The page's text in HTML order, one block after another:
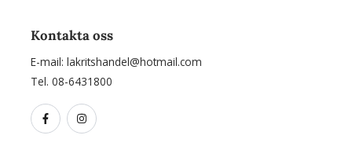
Kontakta oss
E-mail: lakritshandel@hotmail.com
Tel. 08-6431800